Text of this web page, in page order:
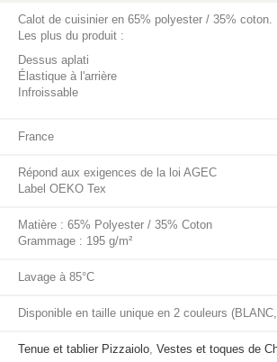
Calot de cuisinier en 65% polyester / 35% coton.
Les plus du produit :
Dessus aplati
Élastique à l'arrière
Infroissable
France
Répond aux exigences de la loi AGEC
Label OEKO Tex
Matière : 65% Polyester / 35% Coton
Grammage : 195 g/m²
Lavage à 85°C
Disponible en taille unique en 2 couleurs
Tenue et tablier Pizzaiolo, Vestes et toques de